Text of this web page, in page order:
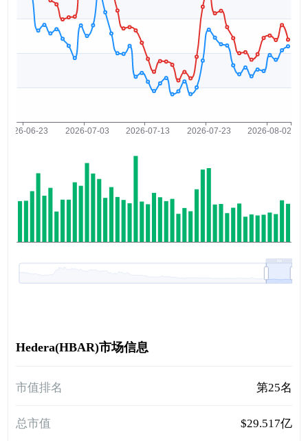
Hedera(HBAR)市场信息
市值排名 第25名
总市值 $29.517亿